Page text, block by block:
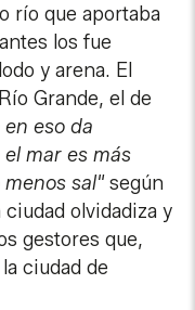
río que aportaba
los fue
y arena. El
Grande, el de
eso da
mar es más
sal"según
olvidadiza y
gestores que,
ciudad de